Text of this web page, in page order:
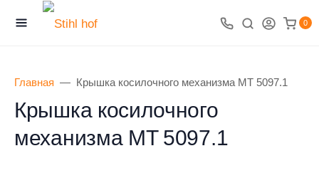
0
Главная Крышка косилочного механизма MT 5097.1
Крышка косилочного
механизма MT 5097.1